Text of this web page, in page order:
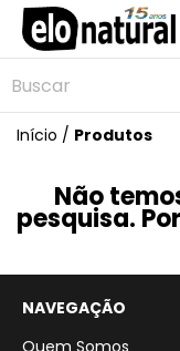
Início / Produtos
Não
pesquisa.
NAVEGAÇÃO
Quem Somos